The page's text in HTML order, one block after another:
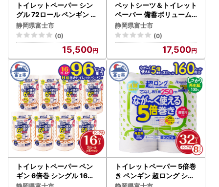
トイレットペーパー シン
グル 72ロール ペンギン 緑
茶の力 緑茶の香り 消臭イ
ン 長巻き 長持ち 65m エ
ンボス加工 再生紙 防災 備
蓄 トイレ用品 日用品 生活
用品 静岡県 富士市 [sf00
2-623]
静岡県富士市
(0)
15,500
ペットシーツ＆トイレット
ペーパー 備蓄ボリューム
セット ネオシーツ 72枚入
強力消臭 ペンギン超ロン
グ 5倍巻き 超吸収 超長巻
防災セット 日用品 詰合せ
非常時 災害 防災 備蓄 消耗
品 生活用品 富士市 [sf00
2-537]
静岡県富士市
(0)
17,500
トイレットペーパー ペン
ギン 6倍巻 シングル 16ロ
ール パルプ100％ トイレ
トイレットペーパー 5倍巻
き ペンギン 超ロング シン
グル 32R 再生紙 トイレッ